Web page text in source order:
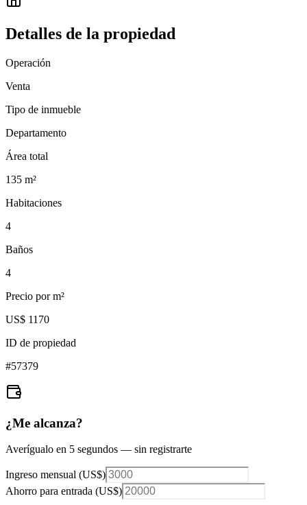
Detalles de la propiedad
Operación
Venta
Tipo de inmueble
Departamento
Área total
135 m²
Habitaciones
4
Baños
4
Precio por m²
US$ 1170
ID de propiedad
#57379
¿Me alcanza?
Averígualo en 5 segundos — sin registrarte
Ingreso mensual (US$)
Ahorro para entrada (US$)